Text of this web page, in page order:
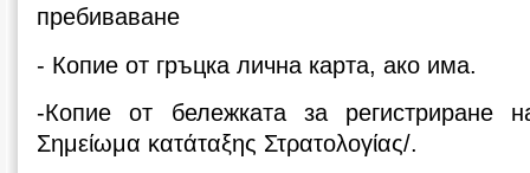
пребиваване
- Копие от гръцка лична карта, ако има.
-Копие от бележката за регистриране
Σημείωμα κατάταξης Στρατολογίας/.